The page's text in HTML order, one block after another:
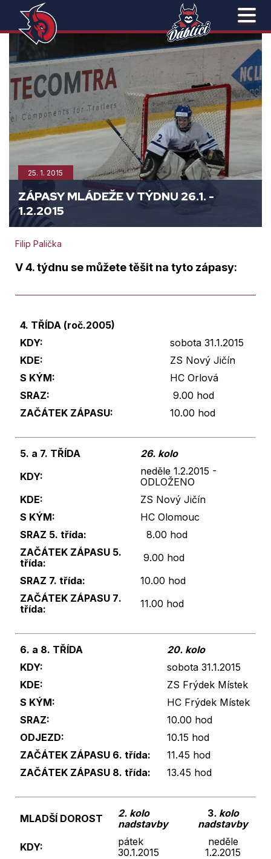
25. 1. 2015
ZÁPASY MLÁDEŽE V TÝDNU 26.1. -
1.2.2015
Filip Palička
V 4. týdnu se můžete těšit na tyto zápasy:
4. TŘÍDA (roč.2005)
KDY:
sobota 31.1.2015
KDE:
ZS Nový Jičín
S KÝM:
HC Orlová
SRAZ:
9.00 hod
ZAČÁTEK ZÁPASU:
10.00 hod
5. a 7. TŘÍDA
26. kolo
KDY:
neděle 1.2.2015 -
ODLOŽENO
KDE:
ZS Nový Jičín
S KÝM:
HC Olomouc
SRAZ 5. třída:
8.00 hod
ZAČÁTEK ZÁPASU 5.
třída:
9.00 hod
SRAZ 7. třída:
10.00 hod
ZAČÁTEK ZÁPASU 7.
třída:
11.00 hod
6. a 8. TŘÍDA
20. kolo
KDY:
sobota 31.1.2015
KDE:
ZS Frýdek Místek
S KÝM:
HC Frýdek Místek
SRAZ:
10.00 hod
ODJEZD:
10.15 hod
ZAČÁTEK ZÁPASU 6. třída:
11.45 hod
ZAČÁTEK ZÁPASU 8. třída: 13.45 hod
MLADŠÍ DOROST
2. kolo
nadstavby
3. kolo
nadstavby
KDY:
pátek
30.1.2015
neděle
1.2.2015